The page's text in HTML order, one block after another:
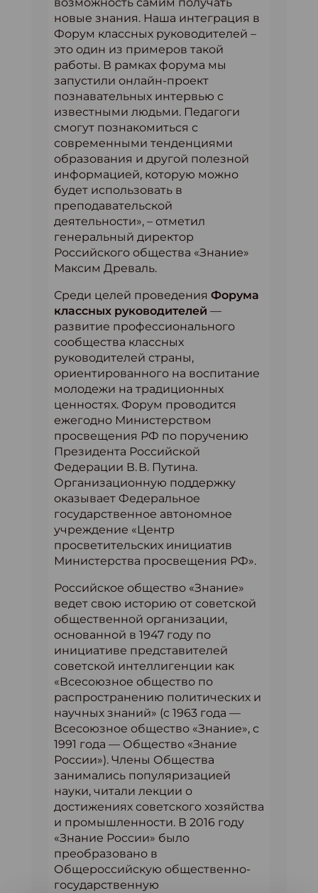
новые знания. Наша интеграция в
Форум классных руководителей –
это один из примеров такой
работы. В рамках форума мы
запустили онлайн-проект
познавательных интервью с
известными людьми. Педагоги
смогут познакомиться с
современными тенденциями
образования и другой полезной
информацией, которую можно
будет использовать в
преподавательской
деятельности», – отметил
генеральный директор
Российского общества «Знание»
Максим Древаль.
Среди целей проведения Форума
классных руководителей —
развитие профессионального
сообщества классных
руководителей страны,
ориентированного на воспитание
молодежи на традиционных
ценностях. Форум проводится
ежегодно Министерством
просвещения РФ по поручению
Президента Российской
Федерации В. В. Путина.
Организационную поддержку
оказывает Федеральное
государственное автономное
учреждение «Центр
просветительских инициатив
Министерства просвещения РФ».
Российское общество «Знание»
ведет свою историю от советской
общественной организации,
основанной в 1947 году по
инициативе представителей
советской интеллигенции как
«Всесоюзное общество по
распространению политических и
научных знаний» (с 1963 года —
Всесоюзное общество «Знание», с
1991 года — Общество «Знание
России»). Члены Общества
занимались популяризацией
науки, читали лекции о
достижениях советского хозяйства
и промышленности. В 2016 году
«Знание России» было
преобразовано в
Общероссийскую общественно-
государственную